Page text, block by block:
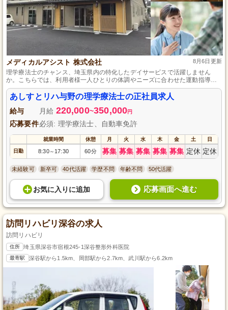
メディカルアシスト 株式会社 8月6日更新
理学療法士のチャンス、埼玉県内の特化したデイサービスで活躍しません
か。こちらでは、利用者様一人ひとりの体調やニーズに合わせた運動指導や
個別リハビリプランを作成し、毎日が充実できるサポートを行います。土日
や年末年始がお休みで、スタッフ間のコミュニケーションも良好な環境で
す。介護予防に力を入れ、利用者様の生活の質の向上を目指しましょう。
あしすとリハ与野の理学療法士の正社員求人
給与 月給 220,000~350,000円
応募要件必須: 理学療法士、自動車免許
就業時間 休憩 月 火 水 木 金 土 日
日勤 8:30～ 17:30 60分 募集 募集 募集 募集 募集 定休 定休
未経験可 新卒可 40代活躍 学歴不問 年齢不問 50代活躍
お気に入り に追加 応募画面へ進む
訪問リハビリ深谷の求人
訪問リハビリ
住所 埼玉県深谷市宿根245-1深谷整形外科医院
最寄駅 深谷駅から1.5km、岡部駅から2.7km、武川駅から6.2km